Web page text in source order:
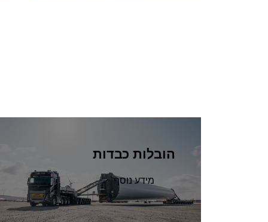
הובלות כבדות
מידע נוסף